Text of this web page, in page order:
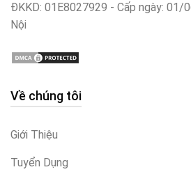
ĐKKD: 01E8027929 - Cấp ngày: 01/
Nội
Về chúng tôi
Giới Thiệu
Tuyển Dụng